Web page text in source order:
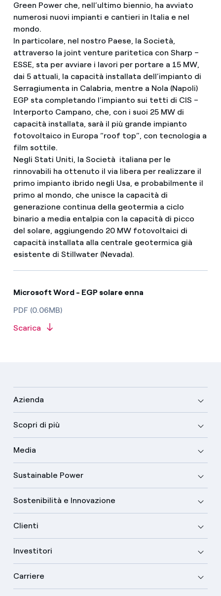
Green Power che, nell’ultimo biennio, ha avviato
numerosi nuovi impianti e cantieri in Italia e nel
mondo.
In particolare, nel nostro Paese, la Società,
attraverso la joint venture paritetica con Sharp –
ESSE, sta per avviare i lavori per portare a 15 MW,
dai 5 attuali, la capacità installata dell’impianto di
Serragiumenta in Calabria, mentre a Nola (Napoli)
EGP sta completando l’impianto sui tetti di CIS –
Interporto Campano, che, con i suoi 25 MW di
capacità installata, sarà il più grande impianto
fotovoltaico in Europa “roof top”, con tecnologia a
film sottile.
Negli Stati Uniti, la Società italiana per le
rinnovabili ha ottenuto il via libera per realizzare il
primo impianto ibrido negli Usa, e probabilmente il
primo al mondo, che unisce la capacità di
generazione continua della geotermia a ciclo
binario a media entalpia con la capacità di picco
del solare, aggiungendo 20 MW fotovoltaici di
capacità installata alla centrale geotermica già
esistente di Stillwater (Nevada).
Microsoft Word - EGP solare enna
PDF (0.06MB)
Scarica
Azienda
Scopri di più
Media
Sustainable Power
Sostenibilità e Innovazione
Clienti
Investitori
Carriere